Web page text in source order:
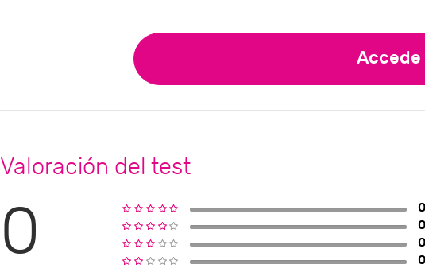
Accede
Valoración del test
0
0
0
0
0